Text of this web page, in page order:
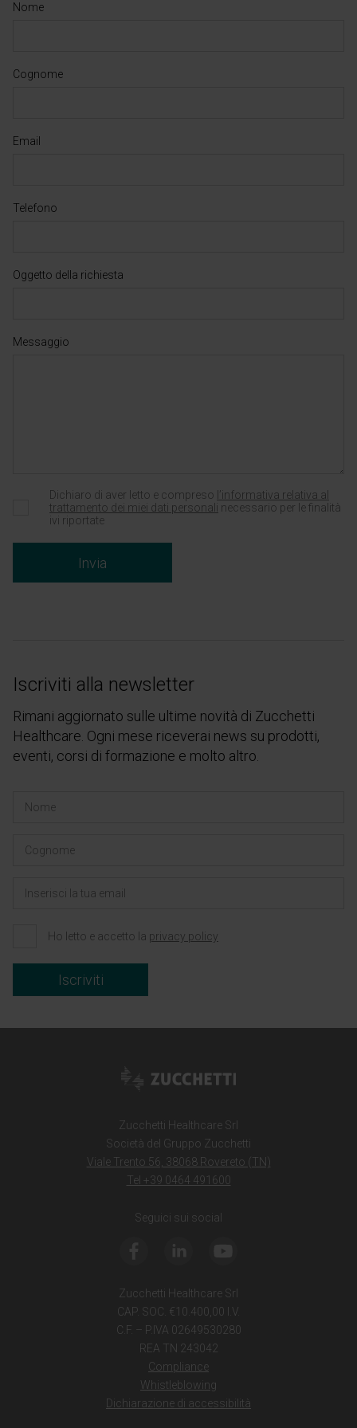
Nome
Cognome
Email
Telefono
Oggetto della richiesta
Messaggio
Dichiaro di aver letto e compreso l’informativa relativa al
trattamento dei miei dati personali necessario per le finalità
ivi riportate
Invia
Iscriviti alla newsletter
Rimani aggiornato sulle ultime novità di Zucchetti
Healthcare. Ogni mese riceverai news su prodotti,
eventi, corsi di formazione e molto altro.
Ho letto e accetto la privacy policy
Iscriviti
Zucchetti Healthcare Srl
Società del Gruppo Zucchetti
Viale Trento 56, 38068 Rovereto (TN)
Tel +39 0464 491600
Seguici sui social
Zucchetti Healthcare Srl
CAP. SOC. €10.400,00 I.V.
C.F. – P.IVA 02649530280
REA TN 243042
Compliance
Whistleblowing
Dichiarazione di accessibilità